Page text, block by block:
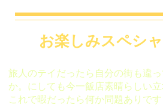
お楽しみスペシ
旅人のテイだったら自分の街も違
か。にしても今一飯店素晴らしい
これで暇だったら何か問題ありです